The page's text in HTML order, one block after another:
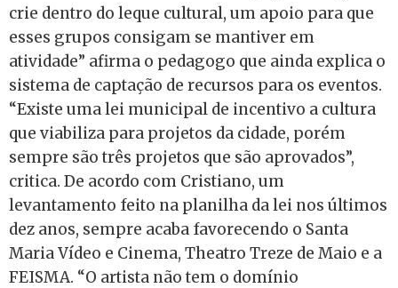
crie dentro do leque cultural, um apoio para que
esses grupos consigam se mantiver em
atividade” afirma o pedagogo que ainda explica o
sistema de captação de recursos para os eventos.
“Existe uma lei municipal de incentivo a cultura
que viabiliza para projetos da cidade, porém
sempre são três projetos que são aprovados”,
critica. De acordo com Cristiano, um
levantamento feito na planilha da lei nos últimos
dez anos, sempre acaba favorecendo o Santa
Maria Vídeo e Cinema, Theatro Treze de Maio e a
FEISMA. “O artista não tem o domínio